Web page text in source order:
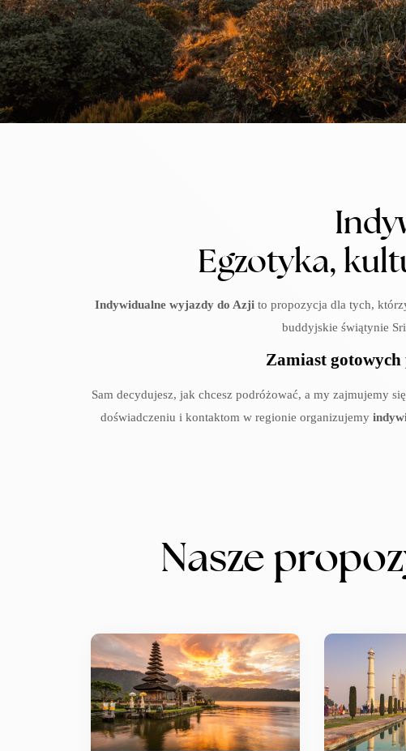
Egzotyka,
Indywidualne wyjazdy do Azji to propozycja dla tych,
buddyjskie świątynie
Zamiast
Sam decydujesz, jak chcesz podróżować, a my zajmujemy
doświadczeniu i kontaktom w regionie organizujemy
Nasze